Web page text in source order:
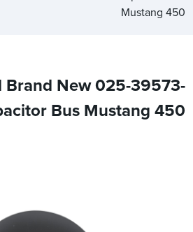
Mustang 450
Brand New 025-39573-
Bus Mustang 450